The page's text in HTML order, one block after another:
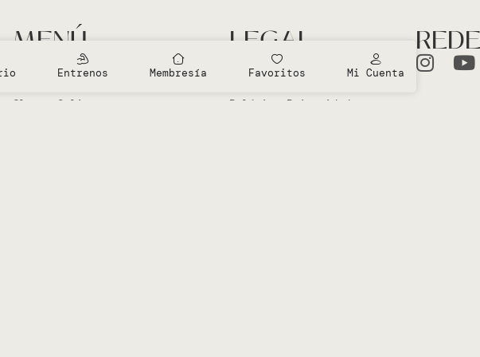
MENÚ
Entrenamientos Gratis
Clases Online
LEGAL
Aviso Legal
Política Privacidad
Entrenos Membresía Favoritos Mi Cuenta